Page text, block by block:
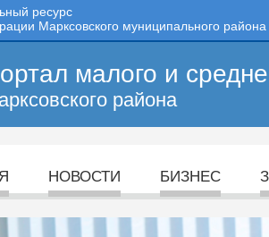
ресурс
Марксовского муниципального района
малого и
района
НОВОСТИ БИЗНЕС